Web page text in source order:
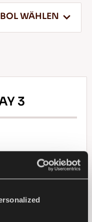
WÄHLEN
3
Leistung für